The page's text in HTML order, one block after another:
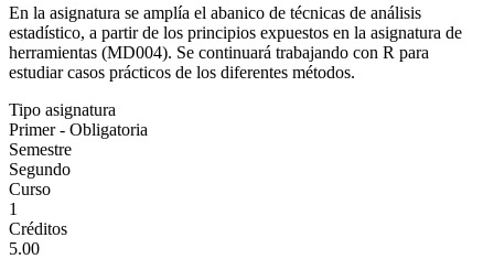
En la asignatura se amplía el abanico de técnicas de análisis
estadístico, a partir de los principios expuestos en la asignatura de
herramientas (MD004). Se continuará trabajando con R para
estudiar casos prácticos de los diferentes métodos.
Tipo asignatura
Primer - Obligatoria
Semestre
Segundo
Curso
1
Créditos
5.00